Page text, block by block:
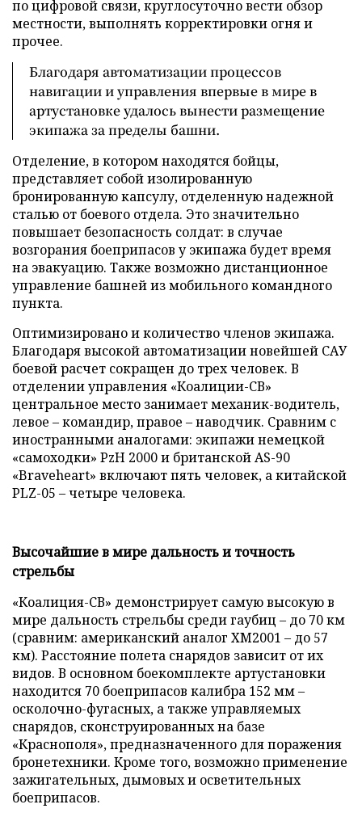
по цифровой связи, круглосуточно вести обзор
местности, выполнять корректировки огня и
прочее.
Благодаря автоматизации процессов
навигации и управления впервые в мире в
артустановке удалось вынести размещение
экипажа за пределы башни.
Отделение, в котором находятся бойцы,
представляет собой изолированную
бронированную капсулу, отделенную надежной
сталью от боевого отдела. Это значительно
повышает безопасность солдат: в случае
возгорания боеприпасов у экипажа будет время
на эвакуацию. Также возможно дистанционное
управление башней из мобильного командного
пункта.
Оптимизировано и количество членов экипажа.
Благодаря высокой автоматизации новейшей САУ
боевой расчет сокращен до трех человек. В
отделении управления «Коалиции-СВ»
центральное место занимает механик-водитель,
левое – командир, правое – наводчик. Сравним с
иностранными аналогами: экипажи немецкой
«самоходки» PzH 2000 и британской AS-90
«Braveheart» включают пять человек, а китайской
PLZ-05 – четыре человека.
Высочайшие в мире дальность и точность
стрельбы
«Коалиция-СВ» демонстрирует самую высокую в
мире дальность стрельбы среди гаубиц – до 70 км
(сравним: американский аналог XM2001 – до 57
км). Расстояние полета снарядов зависит от их
видов. В основном боекомплекте артустановки
находится 70 боеприпасов калибра 152 мм –
осколочно-фугасных, а также управляемых
снарядов, сконструированных на базе
«Краснополя», предназначенного для поражения
бронетехники. Кроме того, возможно применение
зажигательных, дымовых и осветительных
боеприпасов.